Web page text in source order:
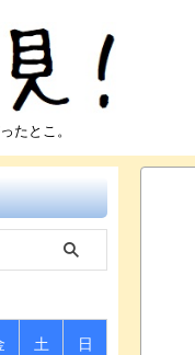
たとこ。
土 日